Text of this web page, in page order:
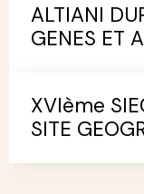
ALTIANI
GENES ET
XVIème
SITE